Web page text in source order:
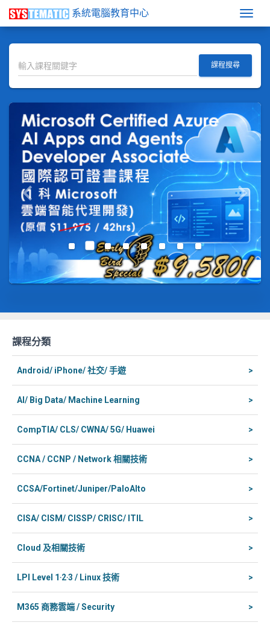
系統電腦教育中心
課程搜尋
keyboard_arrow_left
Previous keyboard_arrow_right
Next
課程分類
Android/ iPhone/ 社交/ 手遊 >
AI/ Big Data/ Machine Learning >
CompTIA/ CLS/ CWNA/ 5G/ Huawei >
CCNA / CCNP / Network 相關技術 >
CCSA/Fortinet/Juniper/PaloAlto >
CISA/ CISM/ CISSP/ CRISC/ ITIL >
Cloud 及相關技術 >
LPI Level 1‧2‧3 / Linux 技術 >
M365 商務雲端 / Security >